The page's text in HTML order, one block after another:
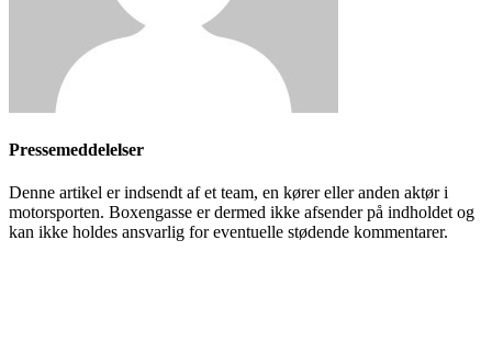
Pressemeddelelser
Denne artikel er indsendt af et team, en kører eller anden aktør i
motorsporten. Boxengasse er dermed ikke afsender på indholdet og
kan ikke holdes ansvarlig for eventuelle stødende kommentarer.